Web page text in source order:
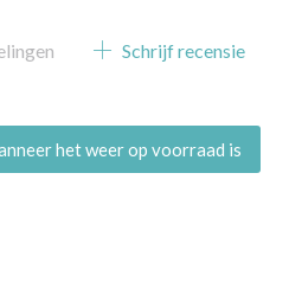
Schrijf recensie
het weer op voorraad is